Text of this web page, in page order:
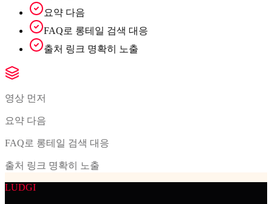
요약 다음
FAQ로 롱테일 검색 대응
출처 링크 명확히 노출
영상 먼저
요약 다음
FAQ로 롱테일 검색 대응
출처 링크 명확히 노출
LUDGI